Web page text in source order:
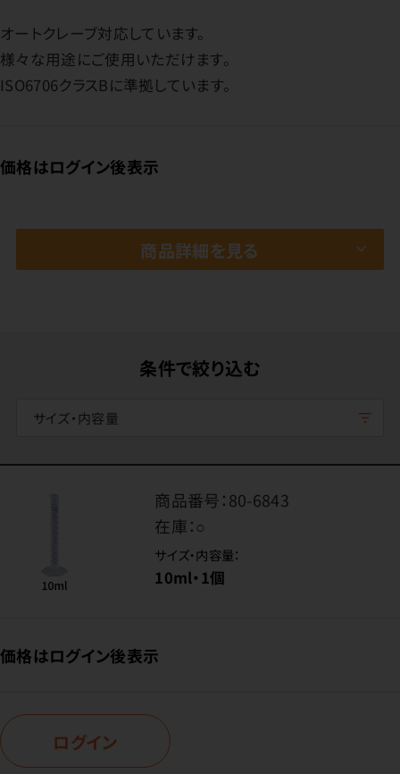
オートクレーブ対応しています。
様々な用途にご使用いただけます。
ISO6706クラスBに準拠しています。
価格はログイン後表示
商品詳細を見る
条件で絞り込む
サイズ・内容量
商品番号：80-6843
在庫：○
サイズ・内容量：
10ml・1個
価格はログイン後表示
ログイン